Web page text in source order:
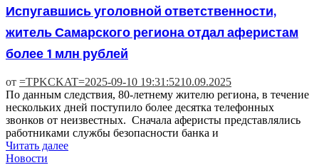
Испугавшись уголовной ответственности,
житель Самарского региона отдал аферистам
более 1 млн рублей
от =TPKCKAT=2025-09-10 19:31:5210.09.2025
По данным следствия, 80-летнему жителю региона, в течение
нескольких дней поступило более десятка телефонных
звонков от неизвестных. Сначала аферисты представлялись
работниками службы безопасности банка и
Читать далее
Новости